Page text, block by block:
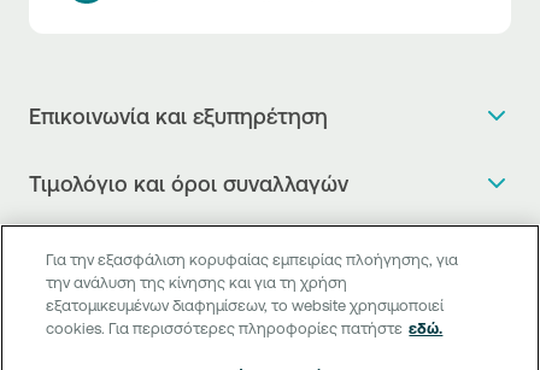
Επικοινωνία και εξυπηρέτηση
Η νέα Ψηφιακή Εποχή στις συναλλαγές, έφτασε!
Θέλω να μιλήσω με Corporate Transaction Banking
Officer
Τιμολόγιο και όροι συναλλαγών
Τιμολόγιο της Τράπεζας
Δελτίο τιμών συναλλάγματος
Δελτίο πληροφόρησης περί τελών
Χρήσιμοι σύνδεσμοι
Συχνές ερωτήσεις
Κανονιστική Συμμόρφωση
Digital Banking
Για την εξασφάλιση κορυφαίας εμπειρίας πλοήγησης, για
την ανάλυση της κίνησης και για τη χρήση
εξατομικευμένων διαφημίσεων, το website χρησιμοποιεί
cookies. Για περισσότερες πληροφορίες πατήστε εδώ.